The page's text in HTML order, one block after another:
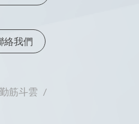
絡我們
筋斗雲